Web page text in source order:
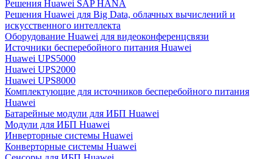
Решения Huawei SAP HANA
Решения Huawei для Big Data, облачных вычислений и
искусственного интеллекта
Оборудование Huawei для видеоконференцсвязи
Источники бесперебойного питания Huawei
Huawei UPS5000
Huawei UPS2000
Huawei UPS8000
Комплектующие для источников бесперебойного питания
Huawei
Батарейные модули для ИБП Huawei
Модули для ИБП Huawei
Инверторные системы Huawei
Конверторные системы Huawei